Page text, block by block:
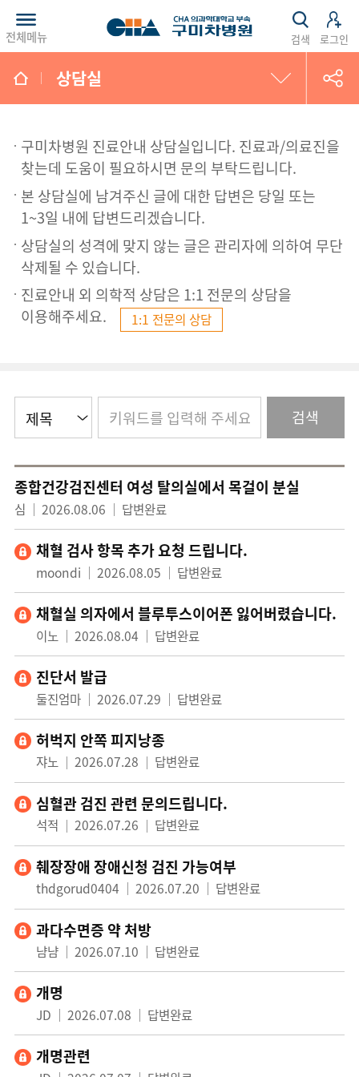
전체메뉴 검색 로그인
상담실
자주하는 질문
상담실
고객의 소리
고마워요 차병원
구미차병원 진료안내 상담실입니다. 진료과/의료진을
찾는데 도움이 필요하시면 문의 부탁드립니다.
본 상담실에 남겨주신 글에 대한 답변은 당일 또는
1~3일 내에 답변드리겠습니다.
상담실의 성격에 맞지 않는 글은 관리자에 의하여 무단
삭제될 수 있습니다.
진료안내 외 의학적 상담은 1:1 전문의 상담을
이용해주세요.
1:1 전문의 상담
검색
종합건강검진센터 여성 탈의실에서 목걸이 분실
심 2026.08.06 답변완료
채혈 검사 항목 추가 요청 드립니다.
moondi 2026.08.05 답변완료
채혈실 의자에서 블루투스이어폰 잃어버렸습니다.
이노 2026.08.04 답변완료
진단서 발급
둘진엄마 2026.07.29 답변완료
허벅지 안쪽 피지낭종
쟈노 2026.07.28 답변완료
심혈관 검진 관련 문의드립니다.
석적 2026.07.26 답변완료
췌장장애 장애신청 검진 가능여부
thdgorud0404 2026.07.20 답변완료
과다수면증 약 처방
냠냠 2026.07.10 답변완료
개명
JD 2026.07.08 답변완료
개명관련